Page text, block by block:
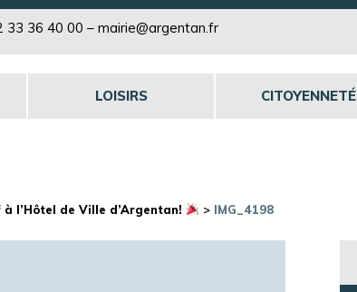
33 36 40 00 – mairie@argentan.fr
LOISIRS CITOYENNETÉ
l’Hôtel de Ville d’Argentan! > IMG_4198